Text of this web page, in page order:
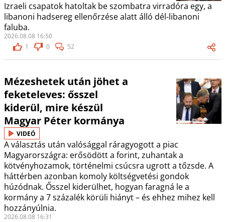
Izraeli csapatok hatoltak be szombatra virradóra egy, a
libanoni hadsereg ellenőrzése alatt álló dél-libanoni
faluba.
2026.08.08 16:50
1
0 52
Mézeshetek után jöhet a
feketeleves: ősszel
kiderül, mire készül
Magyar Péter kormánya
VIDEÓ
A választás után valósággal ráragyogott a piac
Magyarországra: erősödött a forint, zuhantak a
kötvényhozamok, történelmi csúcsra ugrott a tőzsde. A
háttérben azonban komoly költségvetési gondok
húzódnak. Ősszel kiderülhet, hogyan faragná le a
kormány a 7 százalék körüli hiányt – és ehhez mihez kell
hozzányúlnia.
2026.08.08 16:31